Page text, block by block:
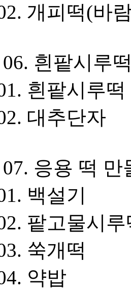
개피떡(바
흰팥시루
흰팥시루떡
대추단자
응용 떡 만
백설기
팥고물시루
쑥개떡
약밥